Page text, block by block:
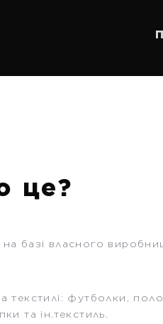
це?
базі власного
текстилі: футболки,
та ін.текстиль.